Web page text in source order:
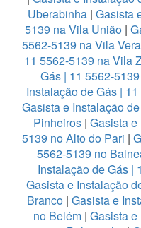
Uberabinha | Gasista
5139 na Vila União |
5562-5139 na Vila Vera
11 5562-5139 na Vila
Gás | 11 5562-
Instalação de Gás |
Gasista e Instalação
Pinheiros | Gasista
5139 no Alto do Pari |
5562-5139 no
Instalação de Gás |
Gasista e Instalação
Branco| Gasista e
no Belém | Gasista